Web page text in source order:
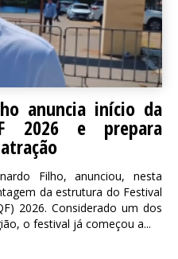
anuncia início da
2026 e prepara
Filho, anunciou, nesta
da estrutura do Festival
2026. Considerado um dos
o festival já começou a...